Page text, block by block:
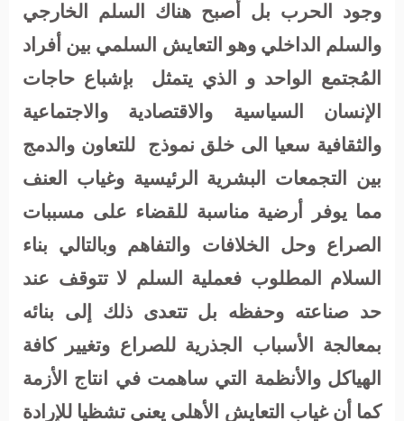
وجود الحرب بل أصبح هناك السلم الخارجي
والسلم الداخلي وهو التعايش السلمي بين أفراد
المُجتمع الواحد و الذي يتمثل
بإشباع حاجات
الإنسان السياسية والاقتصادية والاجتماعية
والثقافية سعيا الى خلق نموذج
للتعاون والدمج
بين التجمعات البشرية الرئيسية وغياب العنف
مما يوفر أرضية مناسبة للقضاء على مسببات
الصراع وحل الخلافات والتفاهم وبالتالي بناء
السلام المطلوب فعملية السلم لا تتوقف عند
حد صناعته وحفظه بل تتعدى ذلك إلى بنائه
بمعالجة الأسباب الجذرية للصراع وتغيير كافة
الهياكل والأنظمة التي ساهمت في انتاج الأزمة
كما أن غياب التعايش الأهلي يعني تشظيا للإرادة